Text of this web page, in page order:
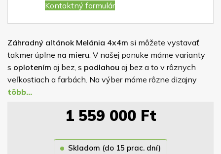
Kontaktný formulár
Záhradný altánok Melánia 4x4m si môžete vystavať
takmer úplne na mieru . V našej ponuke máme varianty
s oplotením aj bez, s podlahou aj bez a to v rôznych
veľkostiach a farbách. Na výber máme rôzne dizajny
bočných stienok “oplotenia” – nájdete v galérii. Podľa
3x3m, 4x3m, 4x4m
Pre spoľahlivú ochranu dreva je altánok impregnovaný
náterom, ktorého farbu si volíte sami z nášho
1 559 000 Ft
Skladom (do 15 prac. dní)